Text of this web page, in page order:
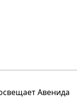
Авенида